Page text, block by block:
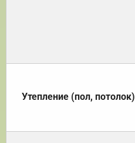
Утепление (пол, потолок)